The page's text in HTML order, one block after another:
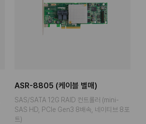
ASR-8805 (케이블 별매)
SAS/SATA 12G RAID 컨트롤러 (mini-
SAS HD, PCIe Gen3 8배속, 네이티브 8포
트)